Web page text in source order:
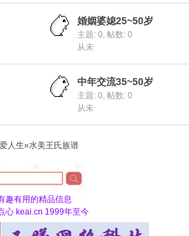
婚姻婆媳25~50岁
主题: 0, 帖数: 0
从未
中年交流35~50岁
主题: 0, 帖数: 0
从未
人生»水美王氏族谱
趣有用的精品信息
心 keai.cn 1999年至今